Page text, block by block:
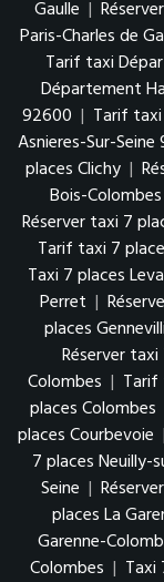
Gaulle |
Paris-Charles de
Tarif taxi
Département
92600 | Tarif
Asnieres-Sur-
places Clichy |
Bois-Colombes
Réserver taxi 7
Tarif taxi 7
Taxi 7 places
Perret |
places
Réserver
Colombes | Tarif
places Colombes
places Courbevoie |
7 places Neuilly-
Seine |
places La
Garenne-
Colombes | Taxi